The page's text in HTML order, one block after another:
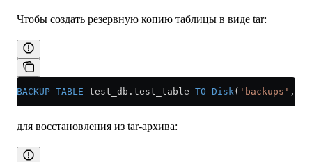
Чтобы создать резервную копию таблицы в виде tar:
BACKUP TABLE test_db . test_table TO Disk( 'backups' ,
для восстановления из tar-архива: